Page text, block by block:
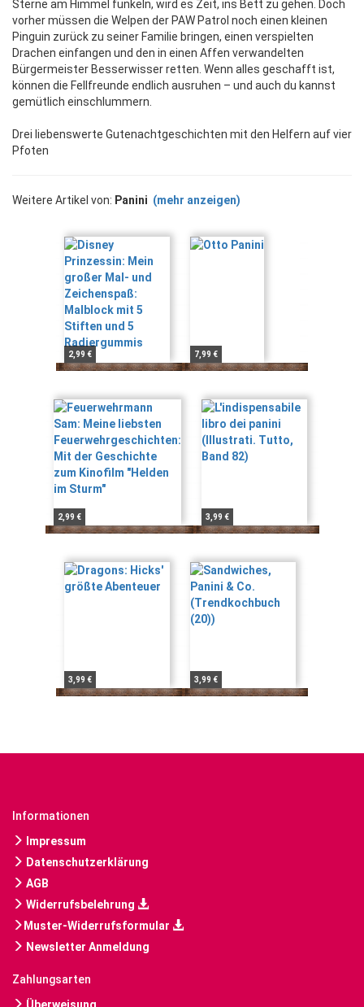
Sterne am Himmel funkeln, wird es Zeit, ins Bett zu gehen. Doch
vorher müssen die Welpen der PAW Patrol noch einen kleinen
Pinguin zurück zu seiner Familie bringen, einen verspielten
Drachen einfangen und den in einen Affen verwandelten
Bürgermeister Besserwisser retten. Wenn alles geschafft ist,
können die Fellfreunde endlich ausruhen – und auch du kannst
gemütlich einschlummern.
Drei liebenswerte Gutenachtgeschichten mit den Helfern auf vier
Pfoten
Weitere Artikel von: Panini (mehr anzeigen)
2,99 € 7,99 €
2,99 € 3,99 €
3,99 € 3,99 €
Informationen
Impressum
Datenschutzerklärung
AGB
Widerrufsbelehrung
Muster-Widerrufsformular
Newsletter Anmeldung
Zahlungsarten